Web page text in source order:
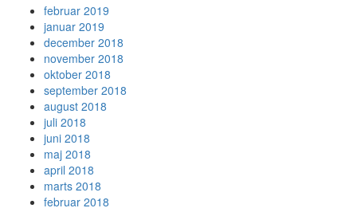
februar 2019
januar 2019
december 2018
november 2018
oktober 2018
september 2018
august 2018
juli 2018
juni 2018
maj 2018
april 2018
marts 2018
februar 2018